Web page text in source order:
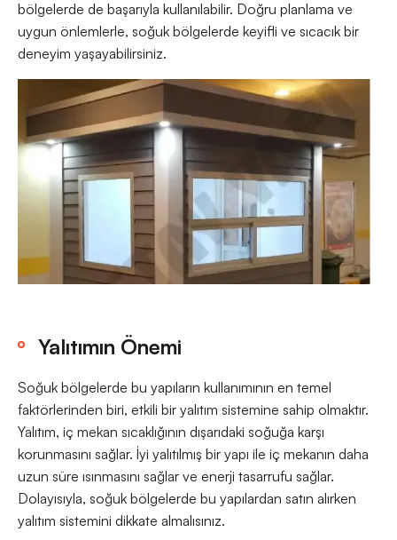
bölgelerde de başarıyla kullanılabilir. Doğru planlama ve
uygun önlemlerle, soğuk bölgelerde keyifli ve sıcacık bir
deneyim yaşayabilirsiniz.
Yalıtımın Önemi
Soğuk bölgelerde bu yapıların kullanımının en temel
faktörlerinden biri, etkili bir yalıtım sistemine sahip olmaktır.
Yalıtım, iç mekan sıcaklığının dışarıdaki soğuğa karşı
korunmasını sağlar. İyi yalıtılmış bir yapı ile iç mekanın daha
uzun süre ısınmasını sağlar ve enerji tasarrufu sağlar.
Dolayısıyla, soğuk bölgelerde bu yapılardan satın alırken
yalıtım sistemini dikkate almalısınız.